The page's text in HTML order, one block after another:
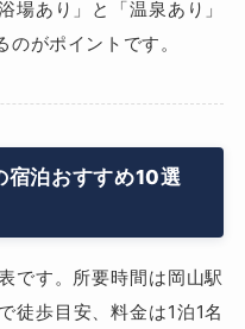
場あり」と「温泉あり」
がポイントです。
宿泊おすすめ10選
です。所要時間は岡山駅
徒歩目安、料金は1泊1名